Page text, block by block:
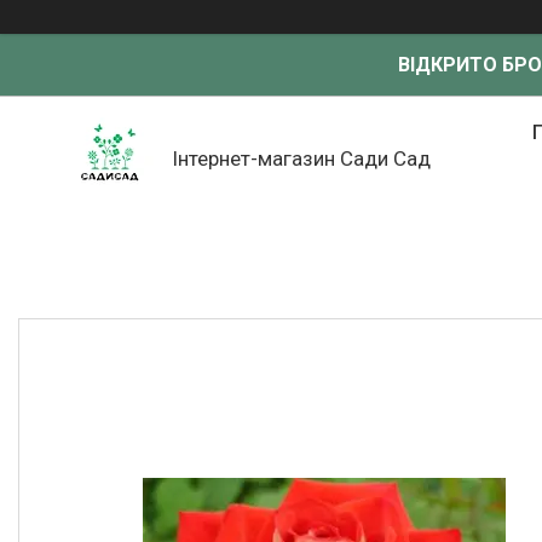
ВІДКРИТО
Інтернет-магазин Сади Сад